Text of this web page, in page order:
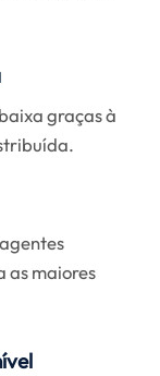
graças à
as maiores